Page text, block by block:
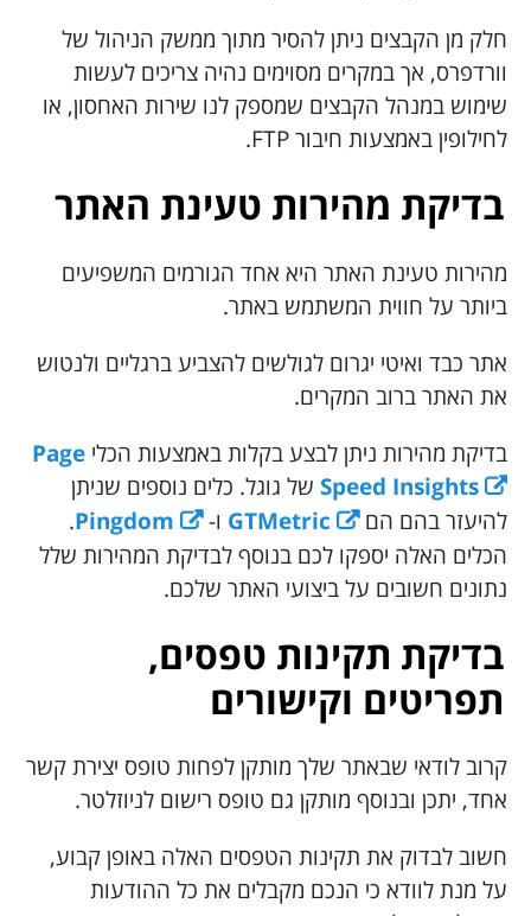
חלק מן הקבצים ניתן להסיר מתוך ממשק הניהול של
וורדפרס, אך במקרים מסוימים נהיה צריכים לעשות
שימוש במנהל הקבצים שמספק לנו שירות האחסון, או
לחילופין באמצעות חיבור FTP.
בדיקת מהירות טעינת האתר
מהירות טעינת האתר היא אחד הגורמים המשפיעים
ביותר על חווית המשתמש באתר.
אתר כבד ואיטי יגרום לגולשים להצביע ברגליים ולנטוש
את האתר ברוב המקרים.
בדיקת מהירות ניתן לבצע בקלות באמצעות הכלי Page
Speed Insights של גוגל. כלים נוספים שניתן
להיעזר בהם הם
GTMetric ו- Pingdom
.
הכלים האלה יספקו לכם בנוסף לבדיקת המהירות שלל
נתונים חשובים על ביצועי האתר שלכם.
בדיקת תקינות טפסים,
תפריטים וקישורים
קרוב לודאי שבאתר שלך מותקן לפחות טופס יצירת קשר
אחד, יתכן ובנוסף מותקן גם טופס רישום לניוזלטר.
חשוב לבדוק את תקינות הטפסים האלה באופן קבוע,
על מנת לוודא כי הנכם מקבלים את כל ההודעות